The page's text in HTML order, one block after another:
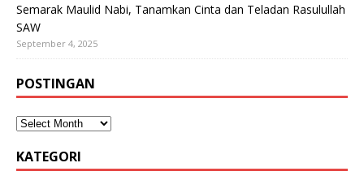
Semarak Maulid Nabi, Tanamkan Cinta dan Teladan Rasulullah
SAW
September 4, 2025
POSTINGAN
KATEGORI